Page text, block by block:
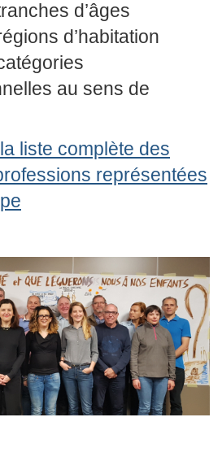
d’âges
d’habitation
au sens de
liste complète des
représentées